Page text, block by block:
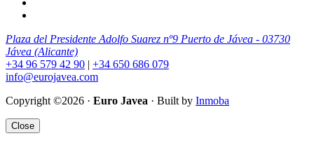
Plaza del Presidente Adolfo Suarez nº9 Puerto de Jávea - 03730
Jávea (Alicante)
+34 96 579 42 90 | +34 650 686 079
info@eurojavea.com
Copyright ©2026 · Euro Javea · Built by Inmoba
Close